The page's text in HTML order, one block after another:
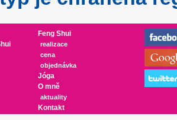
Feng Shui
realizace
cena
objednávka
Jóga
O mně
aktuality
Kontakt